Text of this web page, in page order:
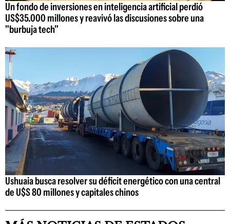
Un fondo de inversiones en inteligencia artificial perdió
US$35.000 millones y reavivó las discusiones sobre una
"burbuja tech"
Ushuaia busca resolver su déficit energético con una central
de U$S 80 millones y capitales chinos